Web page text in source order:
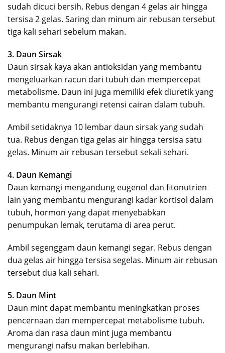
sudah dicuci bersih. Rebus dengan 4 gelas air hingga
tersisa 2 gelas. Saring dan minum air rebusan tersebut
tiga kali sehari sebelum makan.
3. Daun Sirsak
Daun sirsak kaya akan antioksidan yang membantu
mengeluarkan racun dari tubuh dan mempercepat
metabolisme. Daun ini juga memiliki efek diuretik yang
membantu mengurangi retensi cairan dalam tubuh.
Ambil setidaknya 10 lembar daun sirsak yang sudah
tua. Rebus dengan tiga gelas air hingga tersisa satu
gelas. Minum air rebusan tersebut sekali sehari.
4. Daun Kemangi
Daun kemangi mengandung eugenol dan fitonutrien
lain yang membantu mengurangi kadar kortisol dalam
tubuh, hormon yang dapat menyebabkan
penumpukan lemak, terutama di area perut.
Ambil segenggam daun kemangi segar. Rebus dengan
dua gelas air hingga tersisa segelas. Minum air rebusan
tersebut dua kali sehari.
5. Daun Mint
Daun mint dapat membantu meningkatkan proses
pencernaan dan mempercepat metabolisme tubuh.
Aroma dan rasa daun mint juga membantu
mengurangi nafsu makan berlebihan.